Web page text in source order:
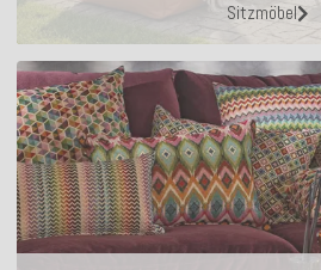
Sitzmöbel